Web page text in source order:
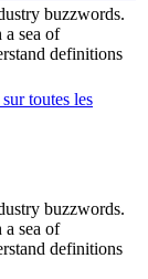
toutes les
buzzwords.
sea of
definitions
buzzwords.
sea of
definitions